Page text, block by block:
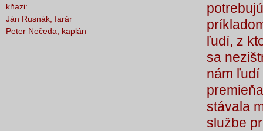
kňazi:
Ján Rusnák, farár
Peter Nečeda, kaplán
ľudí, z
sa
nám
stávala
službe